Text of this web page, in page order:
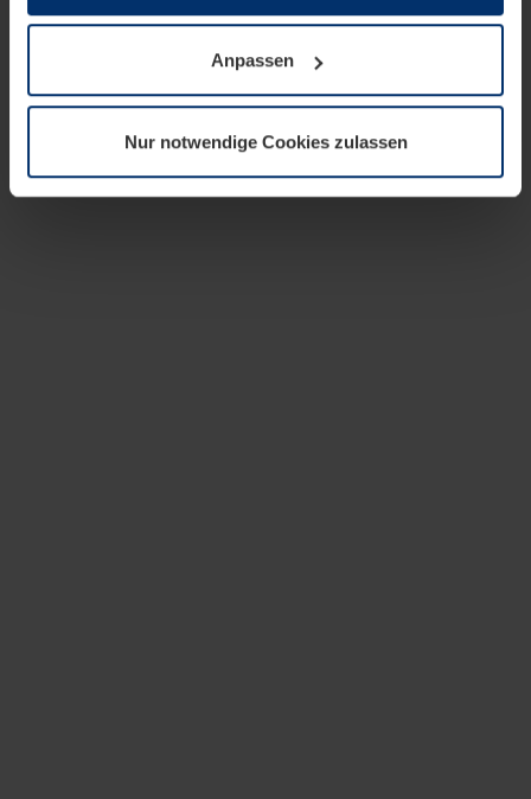
wenn diese für den Betrieb dieser Seite unbedingt
notwendig sind. Für alle anderen Cookie-Typen benötigen
wir Ihre Erlaubnis. Ihre Einwilligung können Sie jederzeit
Datenschutzerklärungunserer Website ändern oder
widerrufen.
Anpassen
Nur notwendige Cookies zulassen